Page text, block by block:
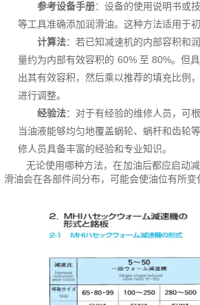
参考设备手册：设备的使用说明书或
等工具准确添加润滑油。这种方法适用于
计算法：若已知减速机的内部容积和
量约为内部有效容积的 60% 至 80%。但
出其有效容积，然后乘以推荐的填充比例
进行调整。
经验法：对于有经验的维修人员，可
当油液能够均匀地覆盖蜗轮、蜗杆和齿轮
修人员具备丰富的经验和专业知识。
无论使用哪种方法，在加油后都应启动
滑油会在各部件间分布，可能会使油位有所